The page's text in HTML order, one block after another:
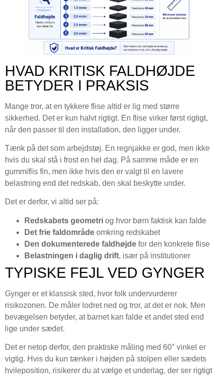
HVAD KRITISK FALDHØJDE
BETYDER I PRAKSIS
Mange tror, at en tykkere flise altid er lig med større
sikkerhed. Det er kun halvt rigtigt. En flise virker først rigtigt,
når den passer til den installation, den ligger under.
Tænk på det som arbejdstøj. En regnjakke er god, men ikke
hvis du skal stå i frost en hel dag. På samme måde er en
gummiflis fin, men ikke hvis den er valgt til en lavere
belastning end det redskab, den skal beskytte under.
Det er derfor, vi altid ser på:
Redskabets geometri og hvor børn faktisk kan falde
Det frie faldområde omkring redskabet
Den dokumenterede faldhøjde for den konkrete flise
Belastningen i daglig drift, især på institutioner
TYPISKE FEJL VED GYNGER
Gynger er et klassisk sted, hvor folk undervurderer
risikozonen. De måler lodret ned og tror, at det er nok. Men
bevægelsen betyder, at barnet kan falde et andet sted end
lige under sædet.
Det er netop derfor, den praktiske måling med 60° vinkel er
vigtig. Hvis du kun tænker i højden på stolpen eller sædets
hvileposition, risikerer du at vælge et underlag, der ser rigtigt